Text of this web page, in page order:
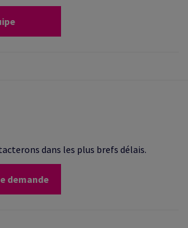
dans les plus brefs délais.
demande